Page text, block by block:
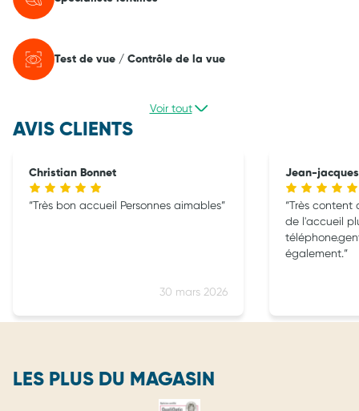
Test de vue / Contrôle de la vue
Voir tout
AVIS CLIENTS
Christian Bonnet
30 mars 2026
Très bon accueil Personnes aimables
Jean-
Très content
de l'accueil
également.
LES PLUS DU MAGASIN